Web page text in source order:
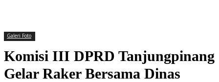
Galeri Foto
Komisi III DPRD Tanjungpinang
Gelar Raker Bersama Dinas